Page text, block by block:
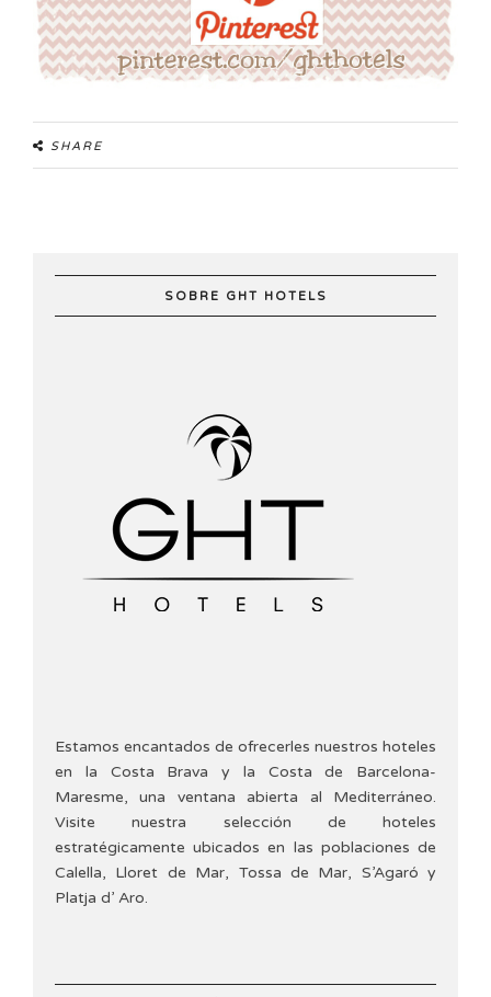
SHARE
SOBRE GHT HOTELS
Estamos encantados de ofrecerles nuestros hoteles
en la Costa Brava y la Costa de Barcelona-
Maresme, una ventana abierta al Mediterráneo.
Visite nuestra selección de hoteles
estratégicamente ubicados en las poblaciones de
Calella, Lloret de Mar, Tossa de Mar, S’Agaró y
Platja d’ Aro.